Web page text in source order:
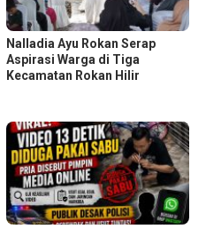
Nalladia Ayu Rokan Serap
Aspirasi Warga di Tiga
Kecamatan Rokan Hilir